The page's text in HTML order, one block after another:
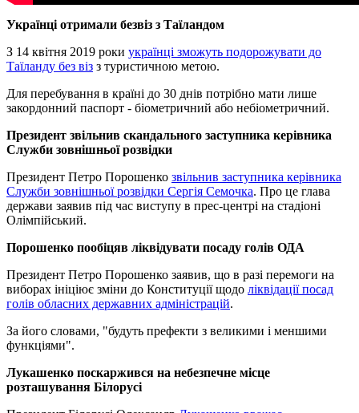
Українці отримали безвіз з Таїландом
З 14 квітня 2019 роки українці зможуть подорожувати до
Таїланду без віз з туристичною метою.
Для перебування в країні до 30 днів потрібно мати лише
закордонний паспорт - біометричний або небіометричний.
Президент звільнив скандального заступника керівника
Служби зовнішньої розвідки
Президент Петро Порошенко звільнив заступника керівника
Служби зовнішньої розвідки Сергія Семочка. Про це глава
держави заявив під час виступу в прес-центрі на стадіоні
Олімпійський.
Порошенко пообіцяв ліквідувати посаду голів ОДА
Президент Петро Порошенко заявив, що в разі перемоги на
виборах ініціює зміни до Конституції щодо ліквідації посад
голів обласних державних адміністрацій.
За його словами, "будуть префекти з великими і меншими
функціями".
Лукашенко поскаржився на небезпечне місце
розташування Білорусі